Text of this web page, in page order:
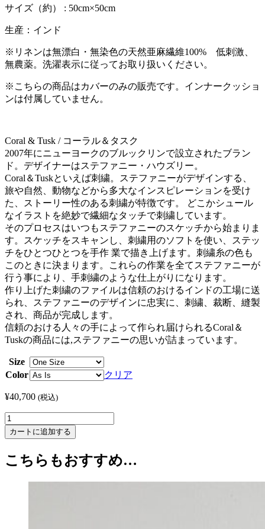
サイズ（約） : 50cm×50cm
生産：インド
※リネンは無漂白・無染色の天然亜麻繊維100% 低刺激、
無農薬。洗濯表示に従ってお取り扱いください。
※こちらの商品はカバーのみの販売です。インナークッショ
ンは付属していません。
Coral & Tusk / コーラル＆タスク
2007年にニューヨークのブルックリンで設立されたブラン
ド。デザイナーはステファニー・ハウズリー。
Coral＆Tuskといえば刺繍。ステファニーがデザインする、
旅や自然、動物などから多大なインスピレーションを受け
た、ストーリー性のある刺繍が特徴です。 どこかシュール
なイラストを絶妙で繊細なタッチで刺繍しています。
そのプロセスはいつもステファニーのスケッチから始まりま
す。スケッチをスキャンし、刺繍用のソフトを使い、ステッ
チをひとつひとつを手作 業で描き上げます。刺繍糸の色も
このときに決まります。これらの作業を全てステファニーが
行う事により、手刺繍のような仕上がりになります。
作り上げた刺繍のファイルは信頼のおけるインドの工場に送
られ、ステファニーのデザインに忠実に、刺繍、裁断、縫製
され、商品が完成します。
信頼のおける人々の手によって作られ届けられるCoral＆
Tuskの商品には,ステファニーの思いが詰まっています。
Size
Color
クリア
¥40,700 (税込)
Coral
&
Tusk
コ
カートに追加する
こちらもおすすめ…